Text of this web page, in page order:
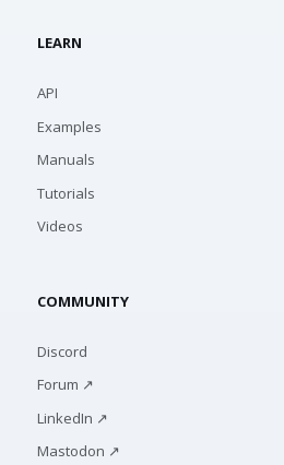
LEARN
API
Examples
Manuals
Tutorials
Videos
COMMUNITY
Discord
Forum ↗
LinkedIn ↗
Mastodon ↗